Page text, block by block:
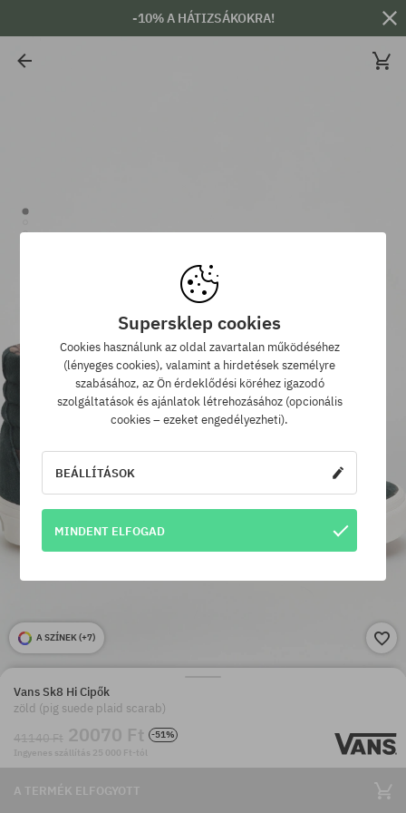
-10% A HÁTIZSÁKOKRA!
A SZÍNEK (+7)
Vans Sk8 Hi Cipők
zöld (pig suede plaid scarab)
41140 Ft 20070 Ft
-51%
Ingyenes szállítás 25 000 Ft-tól
A TERMÉK ELFOGYOTT
Supersklep cookies
Cookies használunk az oldal zavartalan működéséhez
(lényeges cookies), valamint a hirdetések személyre
szabásához, az Ön érdeklődési köréhez igazodó
szolgáltatások és ajánlatok létrehozásához (opcionális
cookies – ezeket engedélyezheti).
BEÁLLÍTÁSOK
MINDENT ELFOGAD